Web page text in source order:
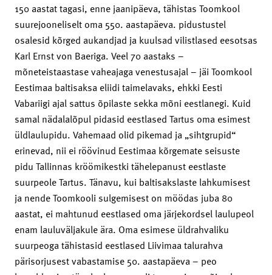
150 aastat tagasi, enne jaanipäeva, tähistas Toomkool
suurejooneliselt oma 550. aastapäeva. pidustustel
osalesid kõrged aukandjad ja kuulsad vilistlased eesotsas
Karl Ernst von Baeriga. Veel 70 aastaks –
mõneteistaastase vaheajaga venestusajal – jäi Toomkool
Eestimaa baltisaksa eliidi taimelavaks, ehkki Eesti
Vabariigi ajal sattus õpilaste sekka mõni eestlanegi. Kuid
samal nädalalõpul pidasid eestlased Tartus oma esimest
üldlaulupidu. Vahemaad olid pikemad ja „sihtgrupid“
erinevad, nii ei röövinud Eestimaa kõrgemate seisuste
pidu Tallinnas kröömikestki tähelepanust eestlaste
suurpeole Tartus. Tänavu, kui baltisakslaste lahkumisest
ja nende Toomkooli sulgemisest on möödas juba 80
aastat, ei mahtunud eestlased oma järjekordsel laulupeol
enam lauluväljakule ära. Oma esimese üldrahvaliku
suurpeoga tähistasid eestlased Liivimaa talurahva
pärisorjusest vabastamise 50. aastapäeva – peo